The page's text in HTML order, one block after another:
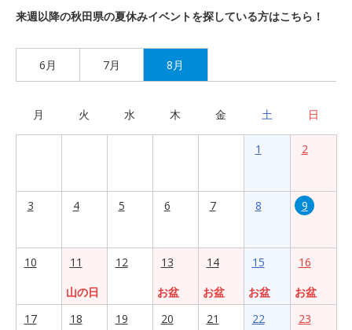
来週以降の秋田県の夏休みイベントを探している方はこちら！
6月 7月 8月
月 火 水 木 金 土 日
1 2
3 4 5 6 7 8 9
10
11
山の日
12
13
お盆
14
お盆
15
お盆
16
お盆
17
18 19 20 21 22 23